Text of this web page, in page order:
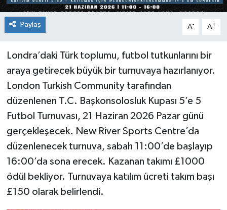
Paylaş A- A+
Londra’daki Türk toplumu, futbol tutkunlarını bir
araya getirecek büyük bir turnuvaya hazırlanıyor.
London Turkish Community tarafından
düzenlenen T.C. Başkonsolosluk Kupası 5’e 5
Futbol Turnuvası, 21 Haziran 2026 Pazar günü
gerçekleşecek. New River Sports Centre’da
düzenlenecek turnuva, sabah 11:00’de başlayıp
16:00’da sona erecek. Kazanan takımı £1000
ödül bekliyor. Turnuvaya katılım ücreti takım başı
£150 olarak belirlendi.